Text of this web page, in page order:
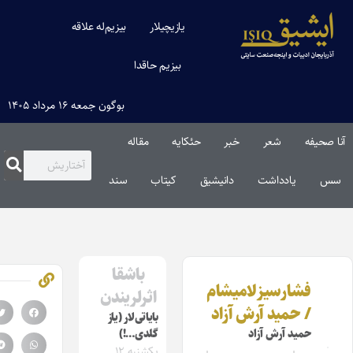
یازیچیلار بیزیم‌له علاقه
بیزیم حاقدا
بوگون جمعه ۱۶ مرداد ۱۴۰۵
صحیفه حئکایه مقاله‌
یادداشت دانیشیق کیتاب
فشارسیزلامیشام
/ حمید آرش آزاد
حمید آرش آزاد
باشقا
اثرلریندن
بایاتی‌لار (یاز
گلدی…!)